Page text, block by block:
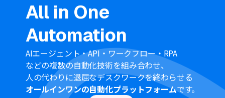
Discord、Google スプレッドシートのそれぞれとYoom
を連携してください。
トリガーは5分、10分、15分、30分、60分の間隔で起動
間隔を選択できます。
プランによって最短の起動間隔が異なりますので、ご注意
ください。
All in One
Automation
AIエージェント・API・ワークフロー・RPA
などの複数の自動化技術を組み合わせ、
人の代わりに退屈なデスクワークを終わらせる
オールインワンの自動化プラットフォームです。